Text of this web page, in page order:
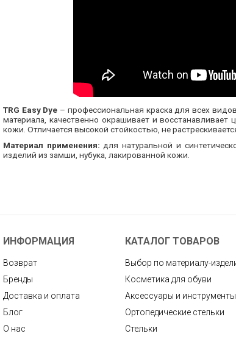
TRG Easy Dye – профессиональная краска для всех
материала, качественно окрашивает и
кожи. Отличается высокой стойкостью, не
Материал применения: для натуральной и
изделий из замши, нубука, лакированной кожи.
ИНФОРМАЦИЯ
Возврат
Бренды
Доставка и оплата
Блог
О нас
КАТАЛОГ ТОВАРОВ
Выбор по материалу-
Косметика для обуви
Аксессуары и инструменты
Ортопедические стельки
Стельки